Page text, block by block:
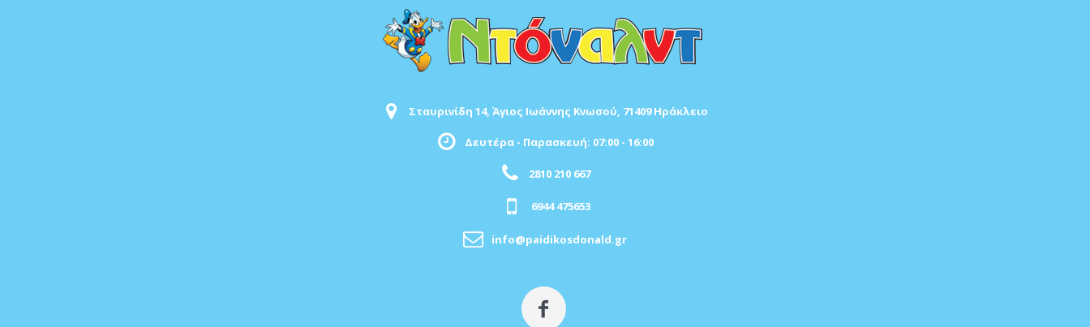
Σταυρινίδη 14, Άγιος Ιωάννης Κνωσού, 71409 Ηράκλειο
Δευτέρα - Παρασκευή: 07:00 - 16:00
2810 210 667
6944 475653
info@paidikosdonald.gr